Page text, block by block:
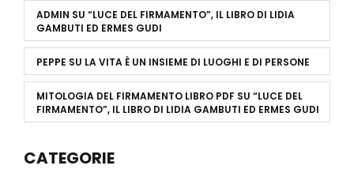
ADMIN SU “LUCE DEL FIRMAMENTO”, IL LIBRO DI LIDIA
GAMBUTI ED ERMES GUDI
PEPPE SU LA VITA È UN INSIEME DI LUOGHI E DI PERSONE
MITOLOGIA DEL FIRMAMENTO LIBRO PDF SU “LUCE DEL
FIRMAMENTO”, IL LIBRO DI LIDIA GAMBUTI ED ERMES GUDI
CATEGORIE